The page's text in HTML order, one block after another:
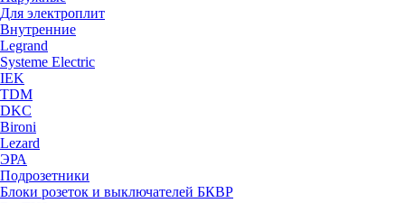
Для электроплит
Внутренние
Legrand
Systeme Electric
IEK
TDM
DKC
Bironi
Lezard
ЭРА
Подрозетники
Блоки розеток и выключателей БКВР